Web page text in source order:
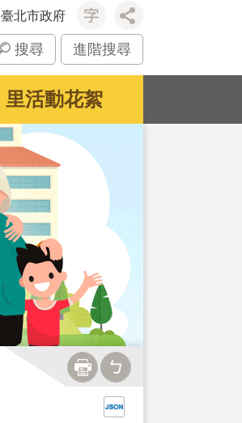
臺北市政府
搜尋 進階搜尋
里活動花絮